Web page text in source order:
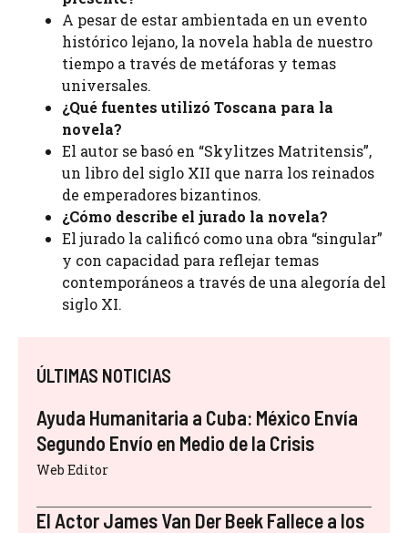
A pesar de estar ambientada en un evento
histórico lejano, la novela habla de nuestro
tiempo a través de metáforas y temas
universales.
¿Qué fuentes utilizó Toscana para la
novela?
El autor se basó en “Skylitzes Matritensis”,
un libro del siglo XII que narra los reinados
de emperadores bizantinos.
¿Cómo describe el jurado la novela?
El jurado la calificó como una obra “singular”
y con capacidad para reflejar temas
contemporáneos a través de una alegoría del
siglo XI.
ÚLTIMAS NOTICIAS
Ayuda Humanitaria a Cuba: México Envía
Segundo Envío en Medio de la Crisis
Web Editor
El Actor James Van Der Beek Fallece a los